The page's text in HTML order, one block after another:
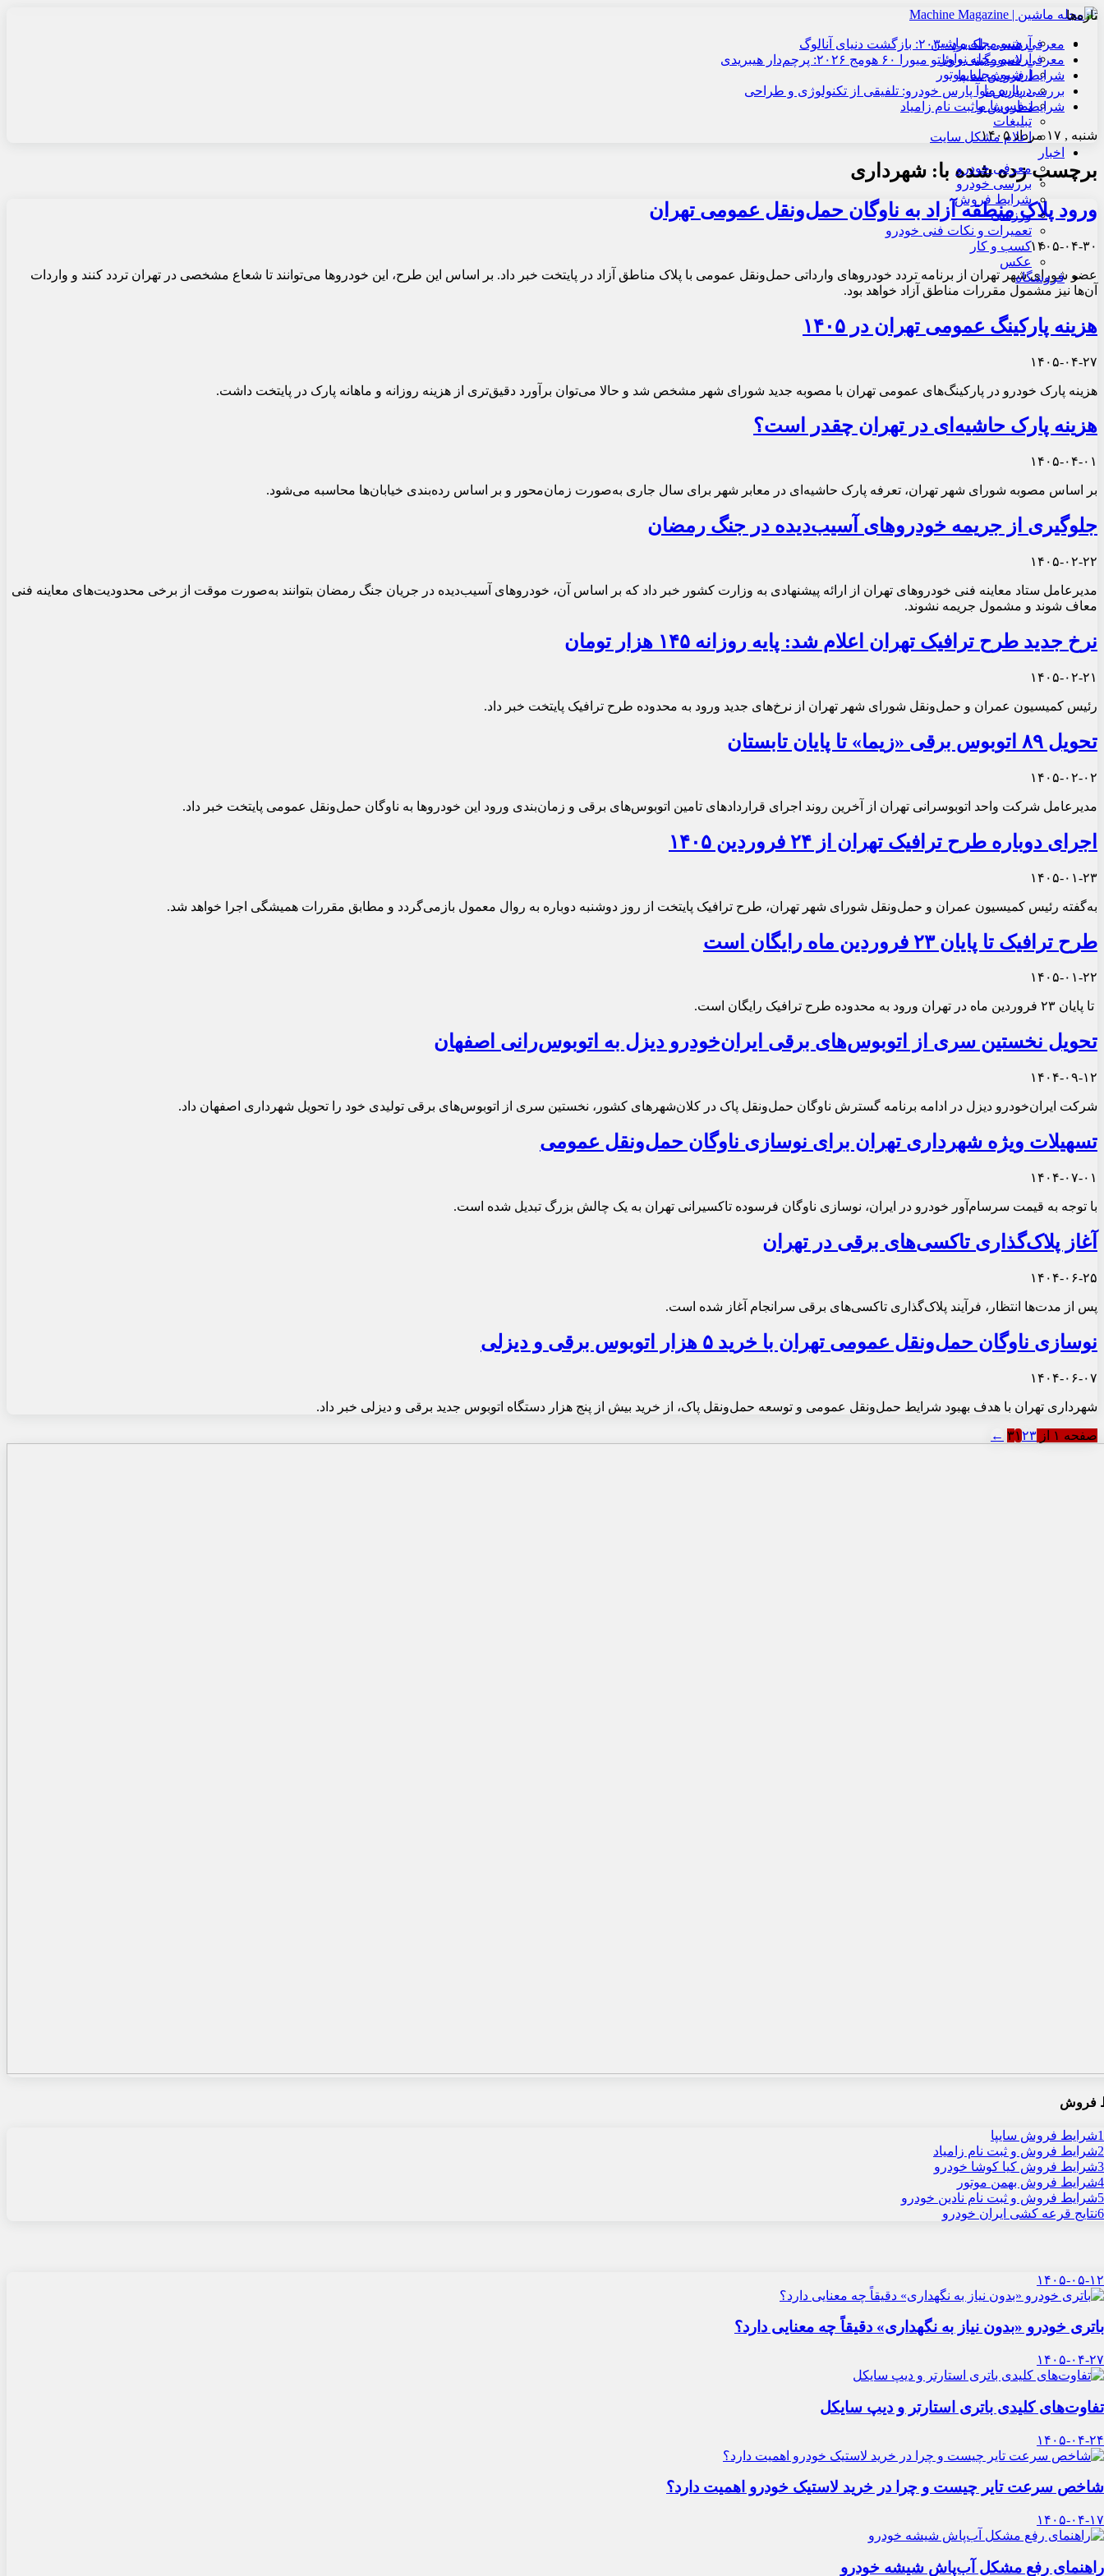
آرشیو مجله ماشین
آرشیو مجله نوآور
آرشیو مجله موتور
درباره ما
تماس با ما
تبلیغات
اعلام مشکل سایت
اخبار
معرفی خودرو
بررسی خودرو
شرایط فروش
ورزشی
تعمیرات و نکات فنی خودرو
کسب و کار
عکس
فروشگاه
تازه‌ها
معرفی هنسی بلک‌برد ۲۰۳۰: بازگشت دنیای آنالوگ
معرفی لامبورگینی روئلتو میورا ۶۰ هومج ۲۰۲۶: پرچم‌دار هیبریدی
شرایط فروش سایپا
بررسی پارس نوآ پارس خودرو: تلفیقی از تکنولوژی و طراحی
شرایط فروش و ثبت نام زامیاد
شنبه , ۱۷ مرداد ۱۴۰۵
برچسب زده شده با: شهرداری
ورود پلاک منطقه آزاد به ناوگان حمل‌ونقل عمومی تهران
۱۴۰۵-۰۴-۳۰
عضو شورای شهر تهران از برنامه تردد خودروهای وارداتی حمل‌ونقل عمومی با پلاک مناطق آزاد در پایتخت خبر داد. بر اساس این طرح، این خودروها می‌توانند تا شعاع مشخصی در تهران تردد کنند و واردات
آن‌ها نیز مشمول مقررات مناطق آزاد خواهد بود.
هزینه پارکینگ عمومی تهران در ۱۴۰۵
۱۴۰۵-۰۴-۲۷
هزینه پارک خودرو در پارکینگ‌های عمومی تهران با مصوبه جدید شورای شهر مشخص شد و حالا می‌توان برآورد دقیق‌تری از هزینه روزانه و ماهانه پارک در پایتخت داشت.
هزینه پارک حاشیه‌ای در تهران چقدر است؟
۱۴۰۵-۰۴-۰۱
بر اساس مصوبه شورای شهر تهران، تعرفه پارک حاشیه‌ای در معابر شهر برای سال جاری به‌صورت زمان‌محور و بر اساس رده‌بندی خیابان‌ها محاسبه می‌شود.
جلوگیری از جریمه خودروهای آسیب‌دیده در جنگ رمضان
۱۴۰۵-۰۲-۲۲
مدیرعامل ستاد معاینه فنی خودروهای تهران از ارائه پیشنهادی به وزارت کشور خبر داد که بر اساس آن، خودروهای آسیب‌دیده در جریان جنگ رمضان بتوانند به‌صورت موقت از برخی محدودیت‌های معاینه فنی
معاف شوند و مشمول جریمه نشوند.
نرخ جدید طرح ترافیک تهران اعلام شد: پایه روزانه ۱۴۵ هزار تومان
۱۴۰۵-۰۲-۲۱
رئیس کمیسیون عمران و حمل‌ونقل شورای شهر تهران از نرخ‌های جدید ورود به محدوده طرح ترافیک پایتخت خبر داد.
تحویل ۸۹ اتوبوس برقی «زیما» تا پایان تابستان
۱۴۰۵-۰۲-۰۲
مدیرعامل شرکت واحد اتوبوسرانی تهران از آخرین روند اجرای قراردادهای تامین اتوبوس‌های برقی و زمان‌بندی ورود این خودروها به ناوگان حمل‌ونقل عمومی پایتخت خبر داد.
اجرای دوباره طرح ترافیک تهران از ۲۴ فروردین ۱۴۰۵
۱۴۰۵-۰۱-۲۳
به‌گفته رئیس کمیسیون عمران و حمل‌ونقل شورای شهر تهران، طرح ترافیک پایتخت از روز دوشنبه دوباره به روال معمول بازمی‌گردد و مطابق مقررات همیشگی اجرا خواهد شد.
طرح ترافیک تا پایان ۲۳ فروردین ماه رایگان است
۱۴۰۵-۰۱-۲۲
تا پایان ۲۳ فروردین ماه در تهران ورود به محدوده طرح ترافیک رایگان است.
تحویل نخستین سری از اتوبوس‌های برقی ایران‌خودرو دیزل به اتوبوس‌رانی اصفهان
۱۴۰۴-۰۹-۱۲
شرکت ایران‌خودرو دیزل در ادامه برنامه گسترش ناوگان حمل‌ونقل پاک در کلان‌شهرهای کشور، نخستین سری از اتوبوس‌های برقی تولیدی خود را تحویل شهرداری اصفهان داد.
تسهیلات ویژه شهرداری تهران برای نوسازی ناوگان حمل‌ونقل عمومی
۱۴۰۴-۰۷-۰۱
با توجه به قیمت سرسام‌آور خودرو در ایران، نوسازی ناوگان فرسوده تاکسیرانی تهران به یک چالش بزرگ تبدیل شده است.
آغاز پلاک‌گذاری تاکسی‌های برقی در تهران
۱۴۰۴-۰۶-۲۵
پس از مدت‌ها انتظار، فرآیند پلاک‌گذاری تاکسی‌های برقی سرانجام آغاز شده است.
نوسازی ناوگان حمل‌ونقل عمومی تهران با خرید ۵ هزار اتوبوس برقی و دیزلی
۱۴۰۴-۰۶-۰۷
شهرداری تهران با هدف بهبود شرایط حمل‌ونقل عمومی و توسعه حمل‌ونقل پاک، از خرید بیش از پنج هزار دستگاه اتوبوس جدید برقی و دیزلی خبر داد.
صفحه ۱ از ۳ ۱۲۳ ←
فروش
1شرایط فروش سایپا
2شرایط فروش و ثبت نام زامیاد
3شرایط فروش کیا کوشا خودرو
4شرایط فروش بهمن موتور
5شرایط فروش و ثبت نام نادین خودرو
6نتایج قرعه کشی ایران خودرو
۱۴۰۵-۰۵-۱۲
باتری خودرو «بدون نیاز به نگهداری» دقیقاً چه معنایی دارد؟
۱۴۰۵-۰۴-۲۷
تفاوت‌های کلیدی باتری استارتر و دیپ سایکل
۱۴۰۵-۰۴-۲۴
شاخص سرعت تایر چیست و چرا در خرید لاستیک خودرو اهمیت دارد؟
۱۴۰۵-۰۴-۱۷
راهنمای رفع مشکل آب‌پاش شیشه خودرو